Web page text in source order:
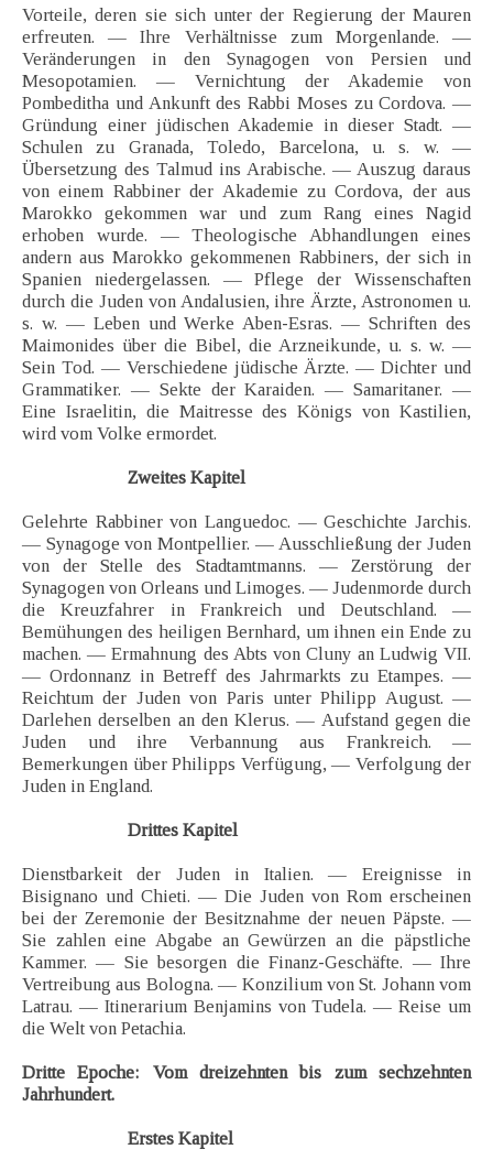
Vorteile, deren sie sich unter der Regierung der Mauren
erfreuten. — Ihre Verhältnisse zum Morgenlande. —
Veränderungen in den Synagogen von Persien und
Mesopotamien. — Vernichtung der Akademie von
Pombeditha und Ankunft des Rabbi Moses zu Cordova. —
Gründung einer jüdischen Akademie in dieser Stadt. —
Schulen zu Granada, Toledo, Barcelona, u. s. w. —
Übersetzung des Talmud ins Arabische. — Auszug daraus
von einem Rabbiner der Akademie zu Cordova, der aus
Marokko gekommen war und zum Rang eines Nagid
erhoben wurde. — Theologische Abhandlungen eines
andern aus Marokko gekommenen Rabbiners, der sich in
Spanien niedergelassen. — Pflege der Wissenschaften
durch die Juden von Andalusien, ihre Ärzte, Astronomen u.
s. w. — Leben und Werke Aben-Esras. — Schriften des
Maimonides über die Bibel, die Arzneikunde, u. s. w. —
Sein Tod. — Verschiedene jüdische Ärzte. — Dichter und
Grammatiker. — Sekte der Karaiden. — Samaritaner. —
Eine Israelitin, die Maitresse des Königs von Kastilien,
wird vom Volke ermordet.
Zweites Kapitel
Gelehrte Rabbiner von Languedoc. — Geschichte Jarchis.
— Synagoge von Montpellier. — Ausschließung der Juden
von der Stelle des Stadtamtmanns. — Zerstörung der
Synagogen von Orleans und Limoges. — Judenmorde durch
die Kreuzfahrer in Frankreich und Deutschland. —
Bemühungen des heiligen Bernhard, um ihnen ein Ende zu
machen. — Ermahnung des Abts von Cluny an Ludwig VII.
— Ordonnanz in Betreff des Jahrmarkts zu Etampes. —
Reichtum der Juden von Paris unter Philipp August. —
Darlehen derselben an den Klerus. — Aufstand gegen die
Juden und ihre Verbannung aus Frankreich. —
Bemerkungen über Philipps Verfügung, — Verfolgung der
Juden in England.
Drittes Kapitel
Dienstbarkeit der Juden in Italien. — Ereignisse in
Bisignano und Chieti. — Die Juden von Rom erscheinen
bei der Zeremonie der Besitznahme der neuen Päpste. —
Sie zahlen eine Abgabe an Gewürzen an die päpstliche
Kammer. — Sie besorgen die Finanz-Geschäfte. — Ihre
Vertreibung aus Bologna. — Konzilium von St. Johann vom
Latrau. — Itinerarium Benjamins von Tudela. — Reise um
die Welt von Petachia.
Dritte Epoche: Vom dreizehnten bis zum sechzehnten
Jahrhundert.
Erstes Kapitel